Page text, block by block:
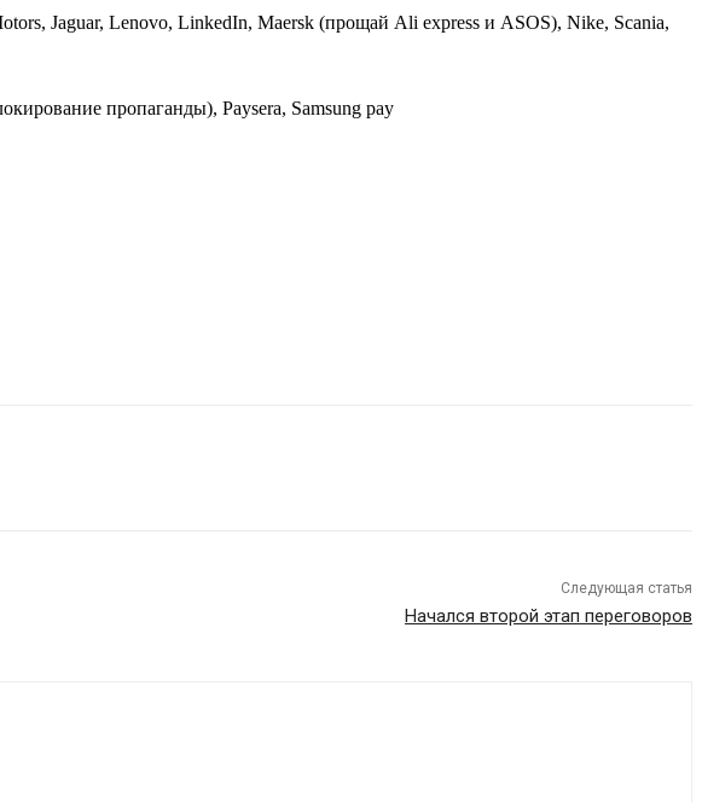
Jaguar, Lenovo, LinkedIn, Maersk (прощай Ali express и ASOS), Nike, Scania,
пропаганды), Paysera, Samsung pay
Следующая статья
Начался второй этап переговоров